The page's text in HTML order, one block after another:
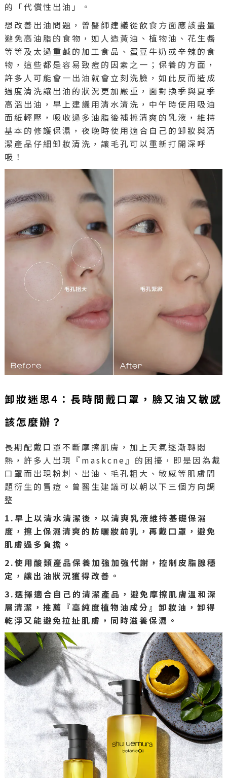
的「代償性出油」。
想改善出油問題，曾醫師建議從飲食方面應該盡量
避免高油脂的食物，如人造黃油、植物油、花生醬
等等及太過重鹹的加工食品、蛋豆牛奶或辛辣的食
物，這些都是容易致痘的因素之一；保養的方面，
許多人可能會一出油就會立刻洗臉，如此反而造成
過度清洗讓出油的狀況更加嚴重，面對換季與夏季
高溫出油，早上建議用清水清洗，中午時使用吸油
面紙輕壓，吸收過多油脂後補擦清爽的乳液，維持
基本的修護保濕，夜晚時使用適合自己的卸妝與清
潔產品仔細卸妝清洗，讓毛孔可以重新打開深呼
吸！
卸妝迷思4：長時間戴口罩，臉又油又敏感
該怎麼辦？
長期配戴口罩不斷摩擦肌膚，加上天氣逐漸轉悶
熱，許多人出現『maskcne』的困擾，即是因為戴
口罩而出現粉刺、出油、毛孔粗大、敏感等肌膚問
題衍生的冒痘。曾醫生建議可以朝以下三個方向調
整
1.早上以清水清潔後，以清爽乳液維持基礎保濕
度，擦上保濕清爽的防曬妝前乳，再戴口罩，避免
肌膚過多負擔。
2.使用酸類產品保養加強加強代謝，控制皮脂腺穩
定，讓出油狀況獲得改善。
3.選擇適合自己的清潔產品，避免摩擦肌膚溫和深
層清潔，推薦『高純度植物油成分』卸妝油，卸得
乾淨又能避免拉扯肌膚，同時滋養保濕。